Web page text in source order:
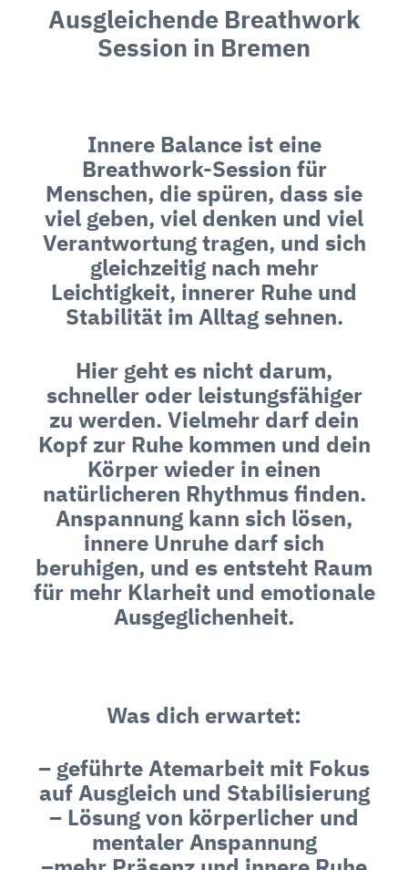
Ausgleichende Breathwork
Session in Bremen
Innere Balance ist eine
Breathwork-Session für
Menschen, die spüren, dass sie
viel geben, viel denken und viel
Verantwortung tragen, und sich
gleichzeitig nach mehr
Leichtigkeit, innerer Ruhe und
Stabilität im Alltag sehnen.
Hier geht es nicht darum,
schneller oder leistungsfähiger
zu werden. Vielmehr darf dein
Kopf zur Ruhe kommen und dein
Körper wieder in einen
natürlicheren Rhythmus finden.
Anspannung kann sich lösen,
innere Unruhe darf sich
beruhigen, und es entsteht Raum
für mehr Klarheit und emotionale
Ausgeglichenheit.
Was dich erwartet:
– geführte Atemarbeit mit Fokus
auf Ausgleich und Stabilisierung
– Lösung von körperlicher und
mentaler Anspannung